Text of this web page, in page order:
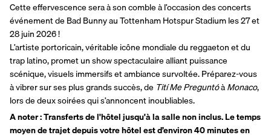
Cette effervescence sera à son comble à l’occasion des concerts
événement de Bad Bunny au Tottenham Hotspur Stadium les 27 et
28 juin 2026 !
L’artiste portoricain, véritable icône mondiale du reggaeton et du
trap latino, promet un show spectaculaire alliant puissance
scénique, visuels immersifs et ambiance survoltée. Préparez-vous
à vibrer sur ses plus grands succès, de Tití Me Preguntó à Monaco,
lors de deux soirées qui s’annoncent inoubliables.
A noter : Transferts de l'hôtel jusqu'à la salle non inclus. Le temps
moyen de trajet depuis votre hôtel est d’environ 40 minutes en